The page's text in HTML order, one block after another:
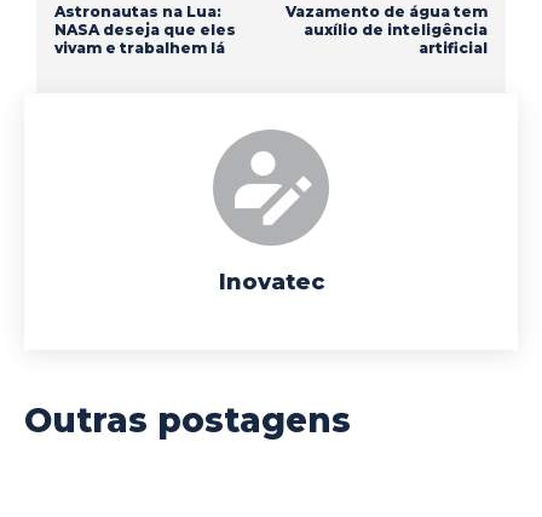
Astronautas na Lua:
NASA deseja que eles
vivam e trabalhem lá
Vazamento de água tem
auxílio de inteligência
artificial
Inovatec
Outras postagens